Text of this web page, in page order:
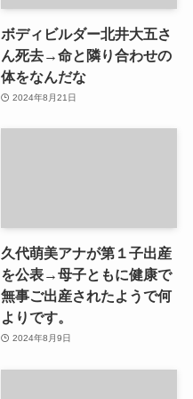
ボディビルダー北井大五さ
ん死去→命と隣り合わせの
体をなんだな
2024年8月21日
久代萌美アナが第１子出産
を公表→母子ともに健康で
無事ご出産されたようで何
よりです。
2024年8月9日